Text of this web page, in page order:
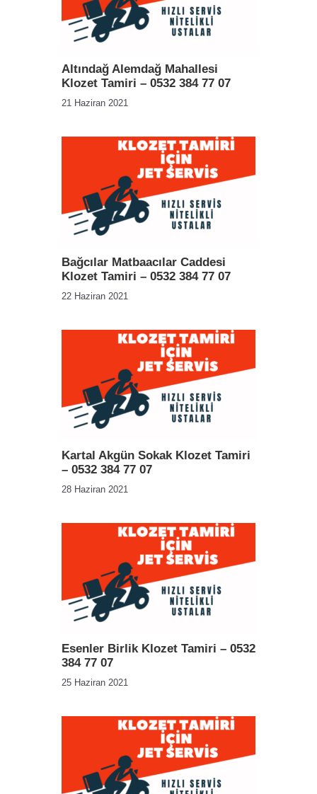
Altındağ Alemdağ Mahallesi
Klozet Tamiri – 0532 384 77 07
21 Haziran 2021
Bağcılar Matbaacılar Caddesi
Klozet Tamiri – 0532 384 77 07
22 Haziran 2021
Kartal Akgün Sokak Klozet Tamiri
– 0532 384 77 07
28 Haziran 2021
Esenler Birlik Klozet Tamiri – 0532
384 77 07
25 Haziran 2021